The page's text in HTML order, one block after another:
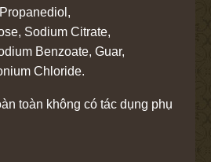
Sodium Citrate,
Benzoate, Guar,
Chloride.
toàn không có tác dụng phụ